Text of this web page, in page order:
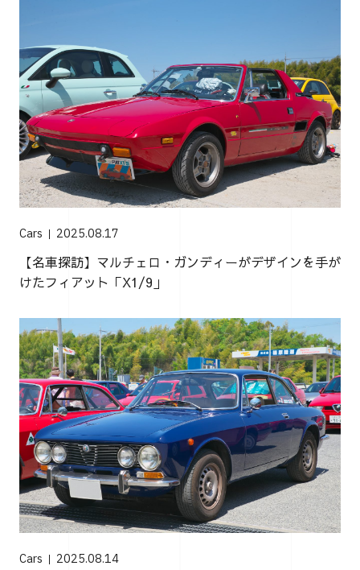
Cars 2025.08.17
【名車探訪】マルチェロ・ガンディーがデザインを手が
けたフィアット「X1/9」
Cars 2025.08.14